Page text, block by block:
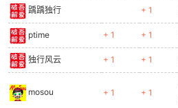
踽踽独行 + 1
ptime + 1 + 1
独行风云 + 1 + 1
mosou + 1 + 1